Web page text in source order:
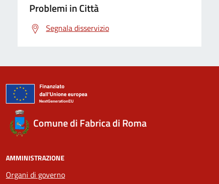
Problemi in Città
Segnala disservizio
Comune di Fabrica di Roma
AMMINISTRAZIONE
Organi di governo